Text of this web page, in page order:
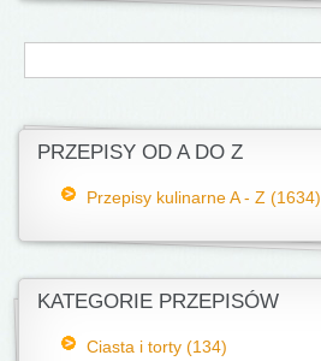
Formularz wyszukiwania
Szukaj
PRZEPISY OD A DO Z
Przepisy kulinarne A - Z (1634)
KATEGORIE PRZEPISÓW
Ciasta i torty (134)